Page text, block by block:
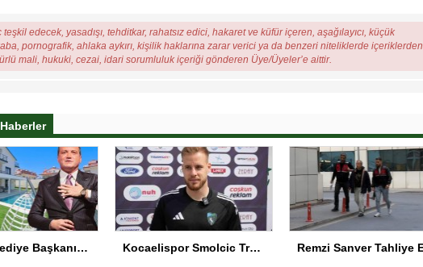
teşkil edecek, yasadışı, tehditkar, rahatsız edici, hakaret ve küfür içeren, aşağılayıcı, küçük
pornografik, ahlaka aykırı, kişilik haklarına zarar verici ya da benzeri niteliklerde içeriklerden
mali, hukuki, cezai, idari sorumluluk içeriği gönderen Üye/Üyeler’e aittir.
Silivri Belediye Başkanı Yolsuzluk Soruşturmasında İfade Verdi Kocaelispor Smolcic Transferini Durdurdu